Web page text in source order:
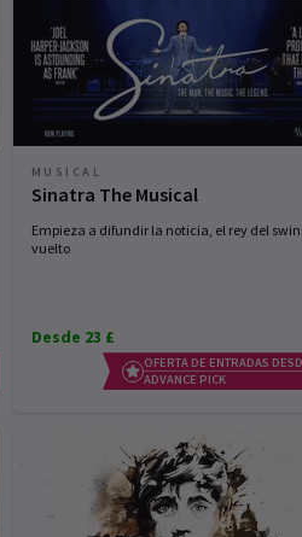
MUSICAL
Sinatra The Musical
Empieza a difundir la noticia, el rey del
vuelto
Desde 23 £
OFERTA DE ENTRADAS
ADVANCE PICK